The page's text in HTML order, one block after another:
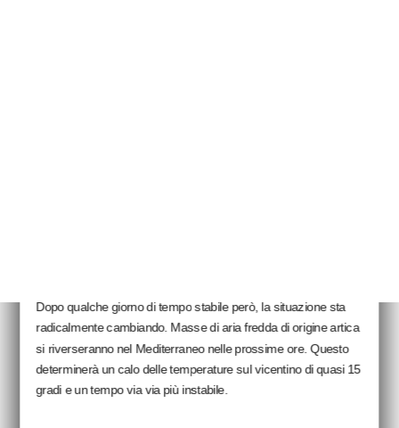
Dopo qualche giorno di tempo stabile però, la situazione sta
radicalmente cambiando. Masse di aria fredda di origine artica
si riverseranno nel Mediterraneo nelle prossime ore. Questo
determinerà un calo delle temperature sul vicentino di quasi 15
gradi e un tempo via via più instabile.